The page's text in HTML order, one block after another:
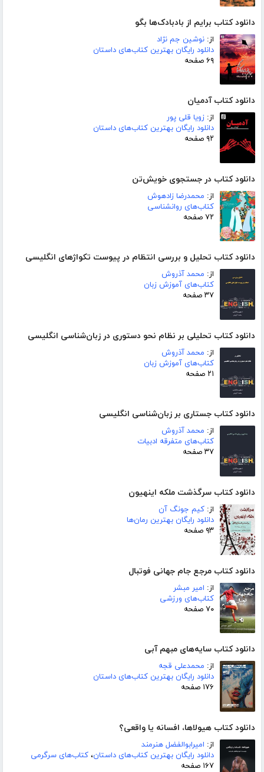
دانلود کتاب برایم از بادبادک‌ها بگو
از: نوشین جم نژاد
دانلود رایگان بهترین کتاب‌های داستان
۶۹ صفحه
دانلود کتاب آدمیان
از: زویا قلی پور
دانلود رایگان بهترین کتاب‌های داستان
۹۲ صفحه
دانلود کتاب در جستجوی خویش‌تن
از: محمدرضا زادهوش
کتاب‌های روانشناسی
۷۲ صفحه
دانلود کتاب تحلیل و بررسی انتظام در پیوست تکواژهای انگلیسی
از: محمد آذروش
کتاب‌های آموزش زبان
۳۷ صفحه
دانلود کتاب تحلیلی بر نظام نحو دستوری در زبان‌شناسی انگلیسی
از: محمد آذروش
کتاب‌های آموزش زبان
۲۱ صفحه
دانلود کتاب جستاری بر زبان‌شناسی انگلیسی
از: محمد آذروش
کتاب‌های متفرقه ادبیات
۳۷ صفحه
دانلود کتاب سرگذشت ملکه اینهیون
از: کیم جونگ آن
دانلود رایگان بهترین رمان‌ها
۹۳ صفحه
دانلود کتاب مرجع جام جهانی فوتبال
از: امیر مبشر
کتاب‌های ورزشی
۷۰ صفحه
دانلود کتاب سایه‌های مبهم آبی
از: محمدعلی قجه
دانلود رایگان بهترین کتاب‌های داستان
۱۷۶ صفحه
دانلود کتاب هیولاها، افسانه یا واقعی؟
از: امیرابوالفضل هنرمند
دانلود رایگان بهترین کتاب‌های داستان، کتاب‌های سرگرمی
۱۶۷ صفحه